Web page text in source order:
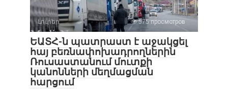
Լուրեր 575 просмотров
ԵԱՏՀ-ն պատրաստ է աջակցել
հայ բեռնափոխադրողներին
Ռուսաստանում մուտքի
կանոնների մեղմացման
հարցում